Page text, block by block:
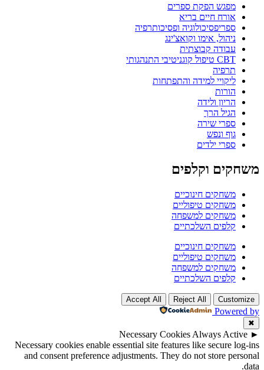
מפגש הפקת ספרים
אורח חיים בריא
ספריפסיכולוגיה ופסיכותרפיה
ניהול, אימו וקואצ'ינג
עבודה קבוצתית
CBT טיפול קוגניטיבי התנהגותי
תרפיה
ליקויי למידה והתפתחות
הורות
הריון ולידה
הגיל הרך
ספרי שירה
גוף ונפש
ספרי ילדים
משחקים וקלפים
משחקים חינוכיים
משחקים טיפוליים
משחקים למשפחה
קלפים השלכתיים
משחקים חינוכיים
משחקים טיפוליים
משחקים למשפחה
קלפים השלכתיים
Customize
Reject All
Accept All
Powered by
✖
►
Necessary Cookies Always Active
Necessary cookies enable essential site features like secure log-ins
and consent preference adjustments. They do not store personal
data.